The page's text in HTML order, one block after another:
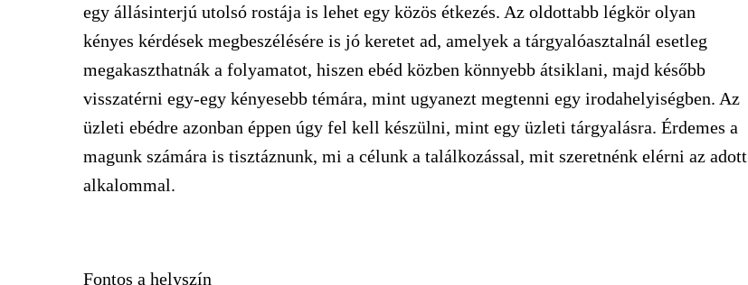
egy állásinterjú utolsó rostája is lehet egy közös étkezés. Az oldottabb légkör olyan
kényes kérdések megbeszélésére is jó keretet ad, amelyek a tárgyalóasztalnál esetleg
megakaszthatnák a folyamatot, hiszen ebéd közben könnyebb átsiklani, majd később
visszatérni egy-egy kényesebb témára, mint ugyanezt megtenni egy irodahelyiségben. Az
üzleti ebédre azonban éppen úgy fel kell készülni, mint egy üzleti tárgyalásra. Érdemes a
magunk számára is tisztáznunk, mi a célunk a találkozással, mit szeretnénk elérni az adott
alkalommal.
Fontos a helyszín